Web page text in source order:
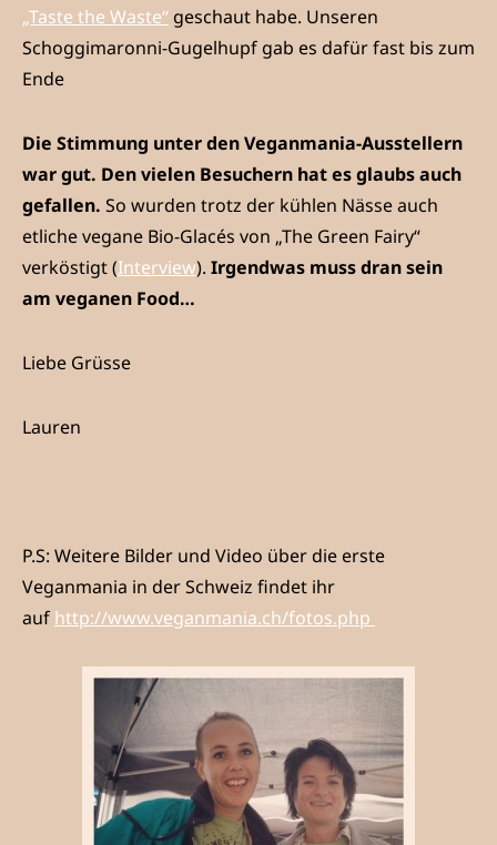
„Taste the Waste“ geschaut habe. Unseren
Schoggimaronni-Gugelhupf gab es dafür fast bis zum
Ende
Die Stimmung unter den Veganmania-Ausstellern
war gut. Den vielen Besuchern hat es glaubs auch
gefallen. So wurden trotz der kühlen Nässe auch
etliche vegane Bio-Glacés von „The Green Fairy“
verköstigt (Interview). Irgendwas muss dran sein
am veganen Food…
Liebe Grüsse
Lauren
P.S: Weitere Bilder und Video über die erste
Veganmania in der Schweiz findet ihr
auf http://www.veganmania.ch/fotos.php